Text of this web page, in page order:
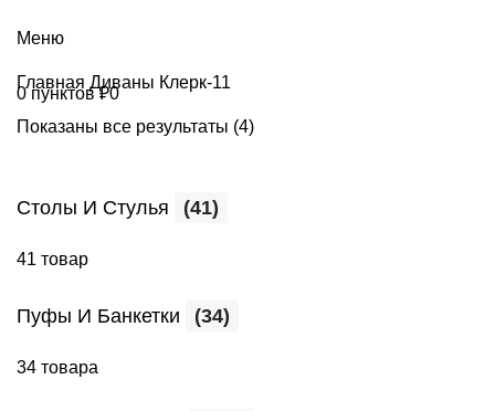
Меню
0пунктов ₽0
Главная Диваны Клерк-11
Показаны все результаты (4)
Столы И Стулья (41)
41 товар
Пуфы И Банкетки (34)
34 товара